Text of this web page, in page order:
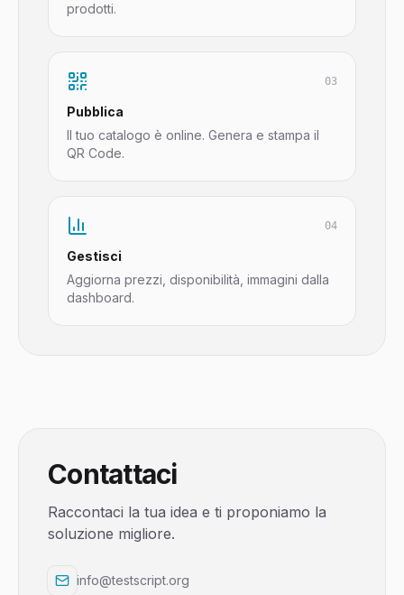
prodotti.
03
Pubblica
Il tuo catalogo è online. Genera e stampa il
QR Code.
04
Gestisci
Aggiorna prezzi, disponibilità, immagini dalla
dashboard.
Contattaci
Raccontaci la tua idea e ti proponiamo la
soluzione migliore.
info@testscript.org